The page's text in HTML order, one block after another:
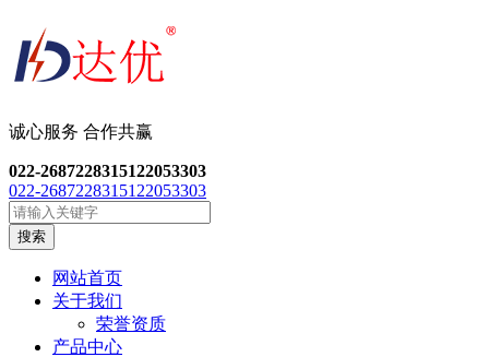
诚心服务 合作共赢
022-2687228315122053303
022-2687228315122053303
搜索
网站首页
关于我们
荣誉资质
产品中心